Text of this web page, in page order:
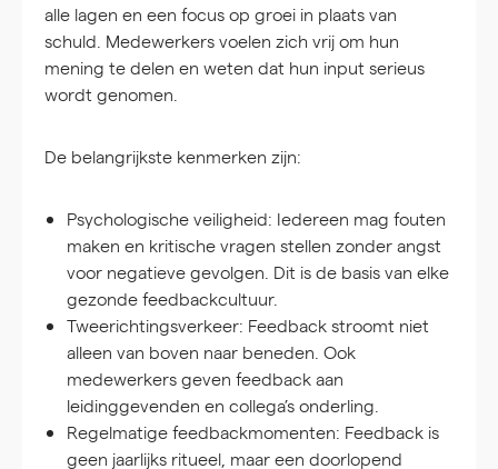
alle lagen en een focus op groei in plaats van
schuld. Medewerkers voelen zich vrij om hun
mening te delen en weten dat hun input serieus
wordt genomen.
De belangrijkste kenmerken zijn:
Psychologische veiligheid: Iedereen mag fouten
maken en kritische vragen stellen zonder angst
voor negatieve gevolgen. Dit is de basis van elke
gezonde feedbackcultuur.
Tweerichtingsverkeer: Feedback stroomt niet
alleen van boven naar beneden. Ook
medewerkers geven feedback aan
leidinggevenden en collega’s onderling.
Regelmatige feedbackmomenten: Feedback is
geen jaarlijks ritueel, maar een doorlopend